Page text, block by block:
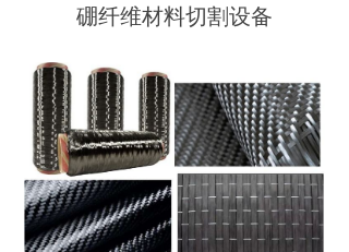
硼纤维材料切割设备